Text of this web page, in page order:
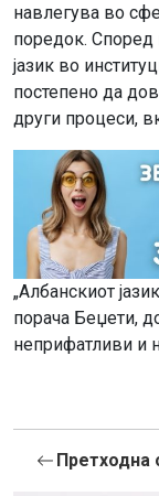
навлегува во
поредок. Според
јазик во
постепено да
други процеси,
„Албанскиот
порача Беџети,
неприфатливи и
Претходна